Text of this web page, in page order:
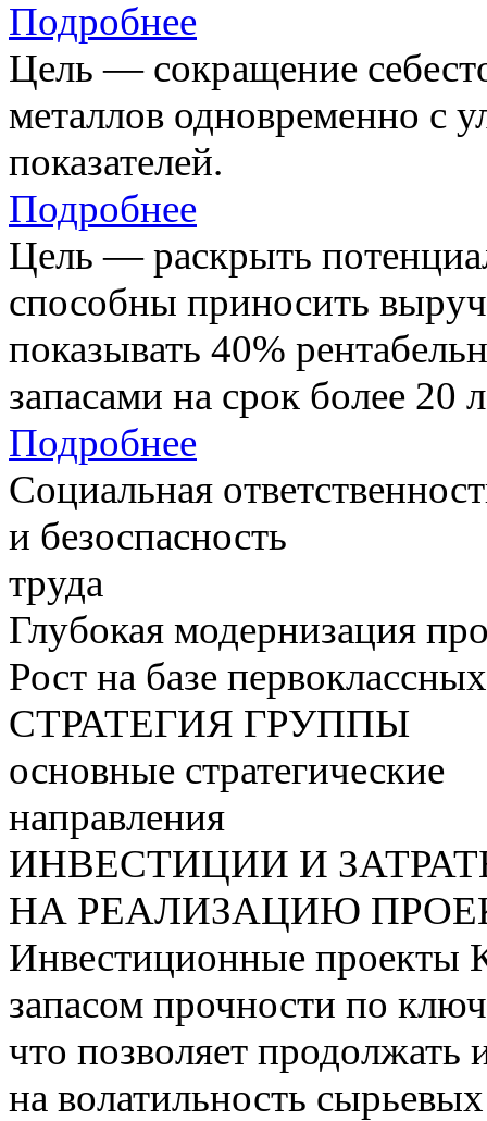
Подробнее
Цель — сокращение
металлов одновременно с
показателей.
Подробнее
Цель — раскрыть
способны приносить
показывать 40%
запасами на срок более 20
Подробнее
Социальная
и безоспасность
труда
Глубокая модернизация
Рост на базе
СТРАТЕГИЯ ГРУППЫ
основные стратегические
направления
ИНВЕСТИЦИИ И
НА РЕАЛИЗАЦИЮ
Инвестиционные проекты
запасом прочности по
что позволяет продолжать
на волатильность